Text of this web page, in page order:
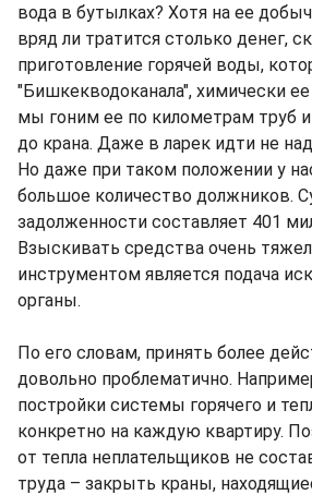
вода в бутылках? Хотя на ее
вряд ли тратится столько денег,
приготовление горячей воды,
"Бишкекводоканала", химически
мы гоним ее по километрам труб
до крана. Даже в ларек идти не
Но даже при таком положении у
большое количество должников.
задолженности составляет 401
Взыскивать средства очень
инструментом является подача
органы.
По его словам, принять более
довольно проблематично.
постройки системы горячего и
конкретно на каждую квартиру.
от тепла неплательщиков не
труда – закрыть краны,